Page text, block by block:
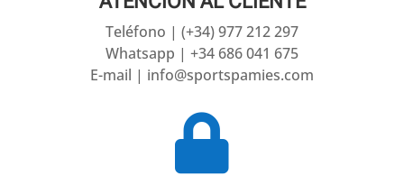
Teléfono | (+34) 977 212 297
Whatsapp | +34 686 041 675
E-mail | info@sportspamies.com
